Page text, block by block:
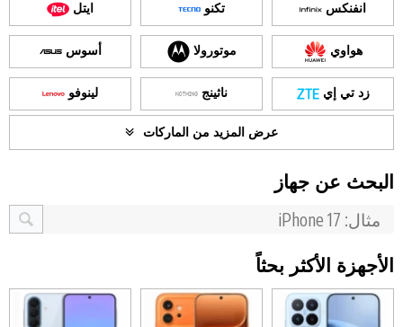
انفنكس تكنو ايتل
هواوي موتورولا أسوس
زد تي إي ناثينج لينوفو
عرض المزيد من الماركات
البحث عن جهاز
الأجهزة الأكثر بحثاً